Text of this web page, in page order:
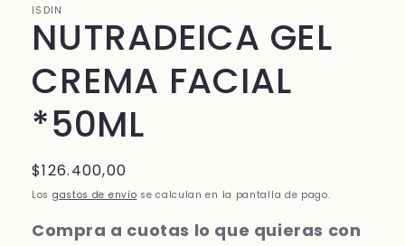
1
una
ventana
ISDIN
NUTRADEICA GEL
CREMA FACIAL
*50ML
Precio
habitual
$126.400,00
Los gastos de envío se calculan en la pantalla de pago.
Compra a cuotas lo que quieras con